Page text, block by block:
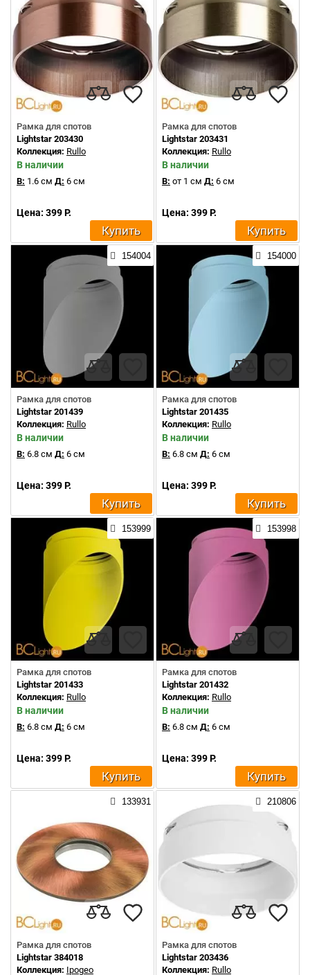
Рамка для спотов
Lightstar 203430
Коллекция: Rullo
В наличии
В: 1.6 см Д: 6 см
Цена: 399 Р.
Купить
Рамка для спотов
Lightstar 203431
Коллекция: Rullo
В наличии
В: от 1 см Д: 6 см
Цена: 399 Р.
Купить
154004
Рамка для спотов
Lightstar 201439
Коллекция: Rullo
В наличии
В: 6.8 см Д: 6 см
Цена: 399 Р.
Купить
154000
Рамка для спотов
Lightstar 201435
Коллекция: Rullo
В наличии
В: 6.8 см Д: 6 см
Цена: 399 Р.
Купить
153999
Рамка для спотов
Lightstar 201433
Коллекция: Rullo
В наличии
В: 6.8 см Д: 6 см
Цена: 399 Р.
Купить
153998
Рамка для спотов
Lightstar 201432
Коллекция: Rullo
В наличии
В: 6.8 см Д: 6 см
Цена: 399 Р.
Купить
133931
Рамка для спотов
Lightstar 384018
Коллекция: Ipogeo
210806
Рамка для спотов
Lightstar 203436
Коллекция: Rullo